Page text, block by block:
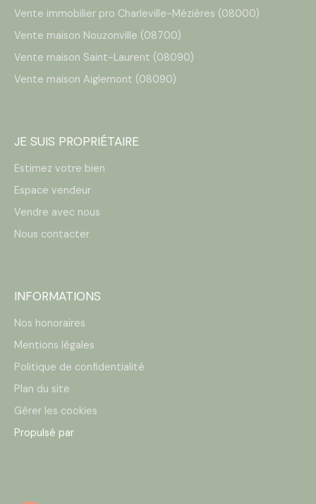
Vente immobilier pro Charleville-Mézières (08000)
Vente maison Nouzonville (08700)
Vente maison Saint-Laurent (08090)
Vente maison Aiglemont (08090)
JE SUIS PROPRIÉTAIRE
Estimez votre bien
Espace vendeur
Vendre avec nous
Nous contacter
INFORMATIONS
Nos honoraires
Mentions légales
Politique de confidentialité
Plan du site
Gérer les cookies
Propulsé par